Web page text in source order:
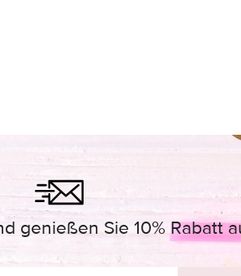
genießen Sie 10% Rabatt